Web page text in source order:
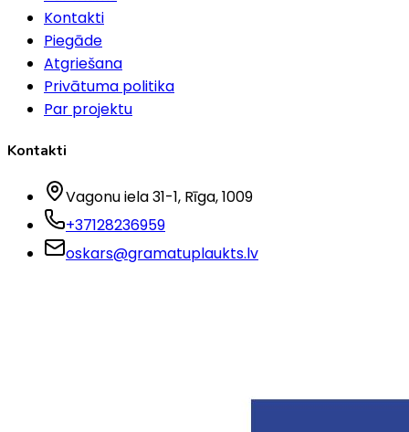
Kontakti
Piegāde
Atgriešana
Privātuma politika
Par projektu
Kontakti
Vagonu iela 31-1, Rīga, 1009
+37128236959
oskars@gramatuplaukts.lv